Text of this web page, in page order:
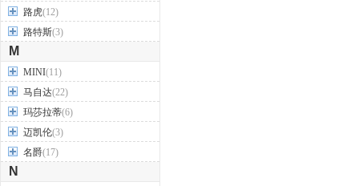
路虎(12)
路特斯(3)
M
MINI(11)
马自达(22)
玛莎拉蒂(6)
迈凯伦(3)
名爵(17)
N